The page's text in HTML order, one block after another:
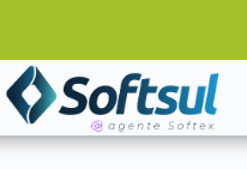
conteúdo